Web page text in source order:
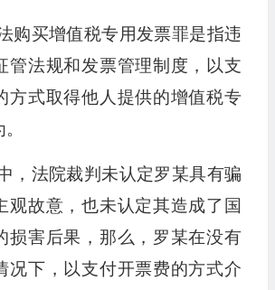
买增值税专用发票罪是指违
管法规和发票管理制度，以支
方式取得他人提供的增值税专
法院裁判未认定罗某具有骗
观故意，也未认定其造成了国
损害后果，那么，罗某在没有
况下，以支付开票费的方式介